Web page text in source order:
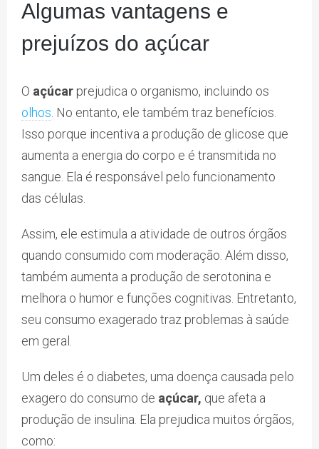
Algumas vantagens e
prejuízos do açúcar
O açúcar prejudica o organismo, incluindo os
olhos . No entanto, ele também traz benefícios.
Isso porque incentiva a produção de glicose que
aumenta a energia do corpo e é transmitida no
sangue. Ela é responsável pelo funcionamento
das células.
Assim, ele estimula a atividade de outros órgãos
quando consumido com moderação. Além disso,
também aumenta a produção de serotonina e
melhora o humor e funções cognitivas. Entretanto,
seu consumo exagerado traz problemas à saúde
em geral.
Um deles é o diabetes, uma doença causada pelo
exagero do consumo de açúcar, que afeta a
produção de insulina. Ela prejudica muitos órgãos,
como: